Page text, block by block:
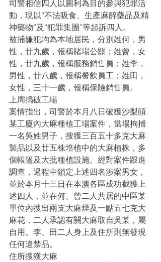
司警相信四人以圖利為目的參與犯罪活
動，現以“不法吸食、生產麻醉藥品及精
神藥物”及“犯罪集團”等起訴四人。
被捕嫌犯均為本地居民，分別姓何，男
性，廿九歲，報稱賭場公關；姓曾，女
性，廿九歲，報稱服務銷售員；姓李，
男性，廿八歲，報稱餐飲員工；姓田，
女性，三十一歲，報稱保險銷售員。
上周搗破工場
案情指出，司警於本月八日破獲沙梨頭
某工廈內大麻種植工場案件，當場拘捕
一名吳姓男子，搜獲三百五十多克大麻
製品以及廿五株培植中的大麻植株，多
個帳篷及大批種植設施。經對案件跟進
調查，過程中鎖定上述四名涉案男女，
並於本月十三日在本澳各區成功截獲上
述四人，並在何、曾二人共居的中區某
單位內搜出兩支大麻煙及一點五七克大
麻花，二人承認有關大麻取自吳某，屬
自用。李、田二人身上及住所則無發現
任何違禁品。
住所搜獲大麻